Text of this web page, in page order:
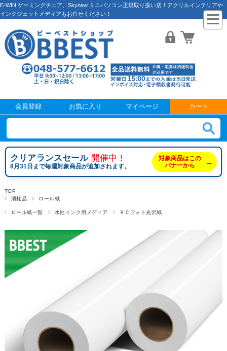
E-WIN ゲーミングチェア、Skynew ミニパソコン正規取り扱い店！アクリルインテリアや
インクジェットメディアもお任せください！
会員登録 お気に入り マイページ カート
クリアランスセール 開催中！
8月31日まで毎週対象商品が追加されます。
対象商品はこの
バナーから
→
TOP
消耗品
ロール紙
ロール紙一覧 水性インク用メディア ＲＣフォト光沢紙